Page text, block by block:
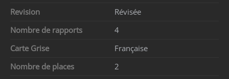
Revision
Révisée
Nombre de rapports
4
Carte Grise
Française
Nombre de places
2